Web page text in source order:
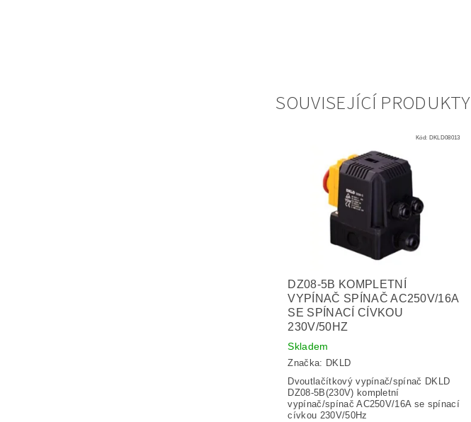
SOUVISEJÍCÍ PRODUKTY
Kód: DKLD08013
DZ08-5B KOMPLETNÍ
VYPÍNAČ SPÍNAČ AC250V/16A
SE SPÍNACÍ CÍVKOU
230V/50HZ
Skladem
Značka: DKLD
Dvoutlačítkový vypínač/spínač DKLD
DZ08-5B(230V) kompletní
vypínač/spínač AC250V/16A se spínací
cívkou 230V/50Hz